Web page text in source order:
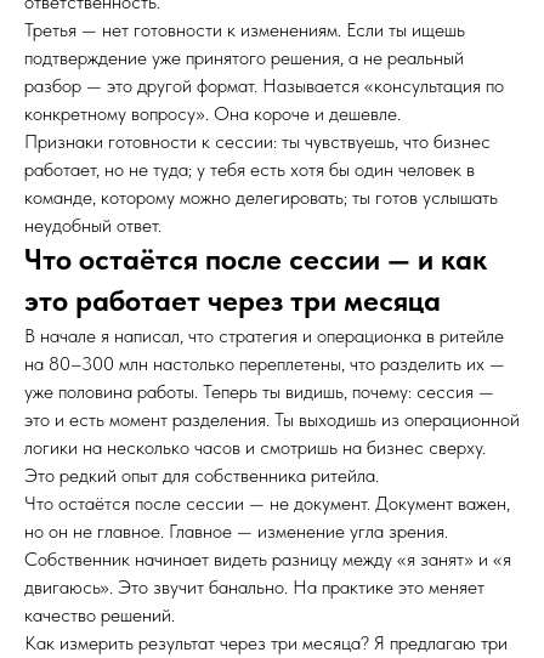
Третья — нет готовности к изменениям. Если ты ищешь
подтверждение уже принятого решения, а не реальный
разбор — это другой формат. Называется «консультация по
конкретному вопросу». Она короче и дешевле.
Признаки готовности к сессии: ты чувствуешь, что бизнес
работает, но не туда; у тебя есть хотя бы один человек в
команде, которому можно делегировать; ты готов услышать
неудобный ответ.
Что остаётся после сессии — и как
это работает через три месяца
В начале я написал, что стратегия и операционка в ритейле
на 80–300 млн настолько переплетены, что разделить их —
уже половина работы. Теперь ты видишь, почему: сессия —
это и есть момент разделения. Ты выходишь из операционной
логики на несколько часов и смотришь на бизнес сверху.
Это редкий опыт для собственника ритейла.
Что остаётся после сессии — не документ. Документ важен,
но он не главное. Главное — изменение угла зрения.
Собственник начинает видеть разницу между «я занят» и «я
двигаюсь». Это звучит банально. На практике это меняет
качество решений.
Как измерить результат через три месяца? Я предлагаю три